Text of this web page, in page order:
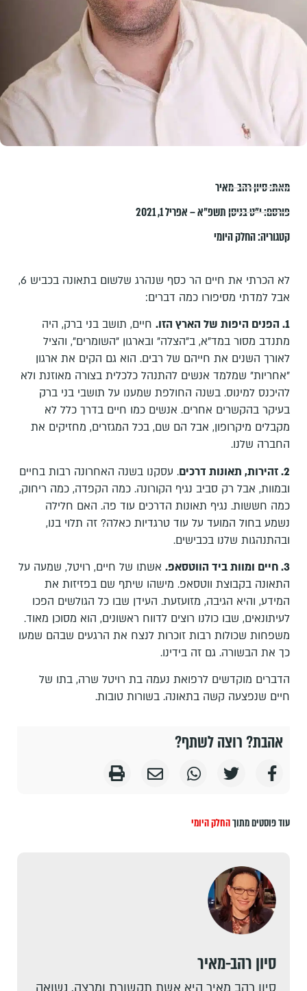
מאת:סיון רהב-מאיר
פורסם:י״ט בניסן תשפ״א – אפריל 1, 2021
קטגוריה:החלק היומי
לא הכרתי את חיים הר כסף שנהרג שלשום בתאונה בכביש 6,
אבל למדתי מסיפורו כמה דברים:
1. הפנים היפות של הארץ הזו.
חיים, תושב בני ברק, היה
מתנדב מסור במד"א, ב"הצלה" ובארגון "השומרים", והציל
לאורך השנים את חייהם של רבים. הוא גם הקים את ארגון
"אחריות" שמלמד אנשים להתנהל כלכלית בצורה מאוזנת ולא
להיכנס למינוס. בשנה החולפת שמענו על תושבי בני ברק
בעיקר בהקשרים אחרים. אנשים כמו חיים בדרך כלל לא
מקבלים מיקרופון, אבל הם שם, בכל המגזרים, מחזיקים את
החברה שלנו.
2. זהירות, תאונות דרכים
. עסקנו בשנה האחרונה רבות בחיים
ובמוות, אבל רק סביב נגיף הקורונה. כמה הקפדה, כמה ריחוק,
כמה חששות. נגיף תאונות הדרכים עוד פה. האם חלילה
נשמע בחול המועד על עוד טרגדיות כאלה? זה תלוי בנו,
ובהתנהגות שלנו בכבישים.
3. חיים ומוות ביד הווטסאפ.
אשתו של חיים, רויטל, שמעה על
התאונה בקבוצת ווטסאפ. מישהו שיתף שם בפזיזות את
המידע, והיא הגיבה, מזועזעת. העידן שבו כל הגולשים הפכו
לעיתונאים, שבו כולנו רוצים לדווח ראשונים, הוא מסוכן מאוד.
משפחות שכולות רבות זוכרות לנצח את הרגעים שבהם שמעו
כך את הבשורה. גם זה בידינו.
הדברים מוקדשים לרפואת נעמה בת רויטל שרה, בתו של
חיים שנפצעה קשה בתאונה. בשורות טובות.
אהבת? רוצה לשתף?
עוד פוסטים מתוךהחלק היומי
סיון רהב-מאיר